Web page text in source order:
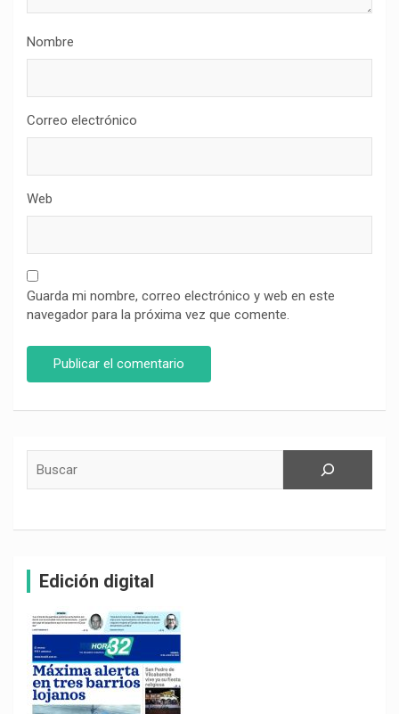
Nombre
Correo electrónico
Web
Guarda mi nombre, correo electrónico y web en este
navegador para la próxima vez que comente.
Edición digital